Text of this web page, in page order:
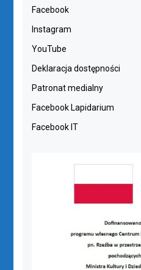
Facebook
Instagram
YouTube
Deklaracja dostępności
Patronat medialny
Facebook Lapidarium
Facebook IT